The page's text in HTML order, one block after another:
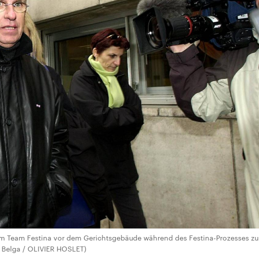
Team Festina vor dem Gerichtsgebäude während des Festina-Prozesses zu
/ OLIVIER HOSLET)